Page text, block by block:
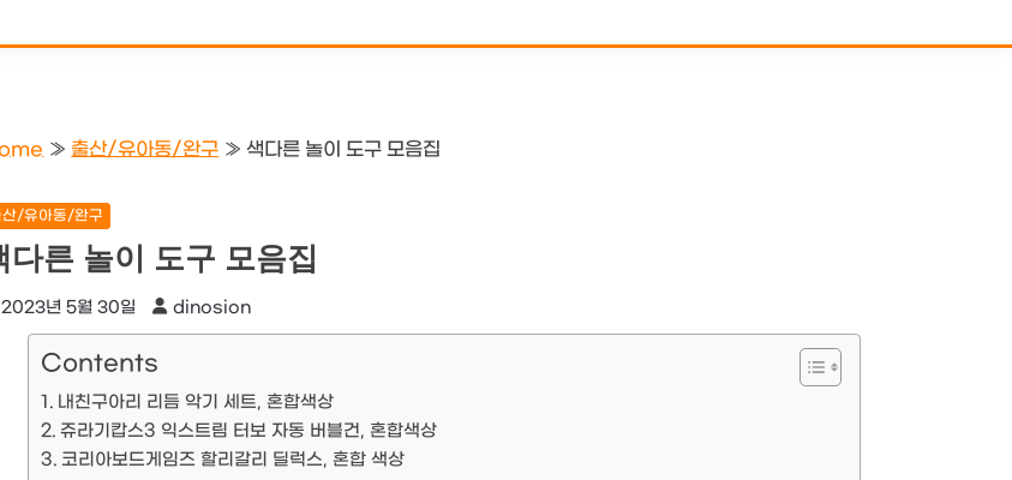
»출산/유아동/완구 » 색다른 놀이 도구 모음집
산/유아동/완구
다른 놀이 도구 모음집
2023년 5월 30일 dinosion
Contents
내친구아리 리듬 악기 세트, 혼합색상
쥬라기캅스3 익스트림 터보 자동 버블건, 혼합색상
코리아보드게임즈 할리갈리 딜럭스, 혼합 색상